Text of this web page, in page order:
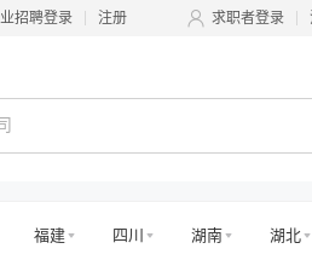
招聘登录 注册 求职者登录
福建 四川 湖南 湖北